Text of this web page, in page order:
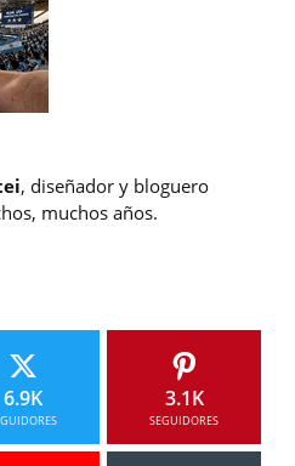
, diseñador y bloguero
muchos años.
6.9K 3.1K
SEGUIDORES